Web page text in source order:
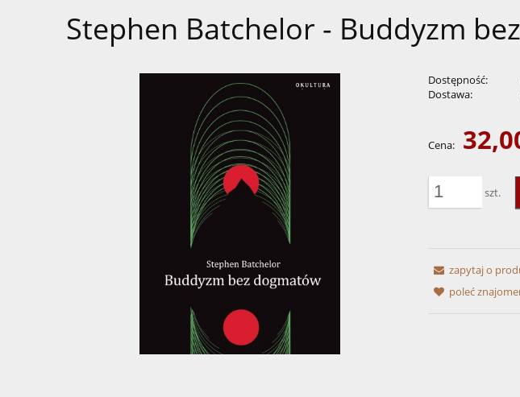
Stephen Batchelor - Buddyzm
Dostępność:
Dostawa:
Cena:
szt.
zapytaj o
poleć